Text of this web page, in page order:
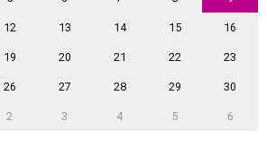
12 13 14 15 16
19 20 21 22 23
26 27 28 29 30
2 3 4 5 6